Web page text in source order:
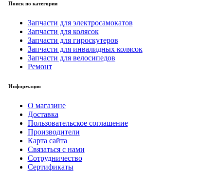
Поиск по категории
Запчасти для электросамокатов
Запчасти для колясок
Запчасти для гироскутеров
Запчасти для инвалидных колясок
Запчасти для велосипедов
Ремонт
Информация
О магазине
Доставка
Пользовательское соглашение
Производители
Карта сайта
Связаться с нами
Сотрудничество
Сертификаты